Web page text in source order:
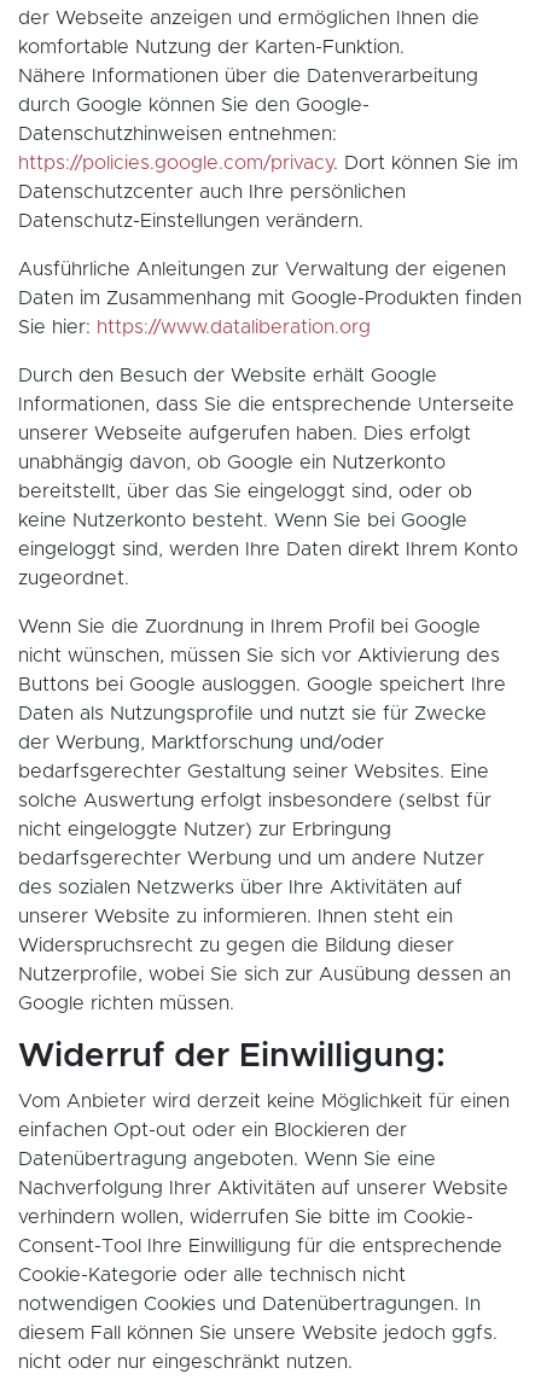
der Webseite anzeigen und ermöglichen Ihnen die
komfortable Nutzung der Karten-Funktion.
Nähere Informationen über die Datenverarbeitung
durch Google können Sie den Google-
Datenschutzhinweisen entnehmen:
https://policies.google.com/privacy. Dort können Sie im
Datenschutzcenter auch Ihre persönlichen
Datenschutz-Einstellungen verändern.
Ausführliche Anleitungen zur Verwaltung der eigenen
Daten im Zusammenhang mit Google-Produkten finden
Sie hier: https://www.dataliberation.org
Durch den Besuch der Website erhält Google
Informationen, dass Sie die entsprechende Unterseite
unserer Webseite aufgerufen haben. Dies erfolgt
unabhängig davon, ob Google ein Nutzerkonto
bereitstellt, über das Sie eingeloggt sind, oder ob
keine Nutzerkonto besteht. Wenn Sie bei Google
eingeloggt sind, werden Ihre Daten direkt Ihrem Konto
zugeordnet.
Wenn Sie die Zuordnung in Ihrem Profil bei Google
nicht wünschen, müssen Sie sich vor Aktivierung des
Buttons bei Google ausloggen. Google speichert Ihre
Daten als Nutzungsprofile und nutzt sie für Zwecke
der Werbung, Marktforschung und/oder
bedarfsgerechter Gestaltung seiner Websites. Eine
solche Auswertung erfolgt insbesondere (selbst für
nicht eingeloggte Nutzer) zur Erbringung
bedarfsgerechter Werbung und um andere Nutzer
des sozialen Netzwerks über Ihre Aktivitäten auf
unserer Website zu informieren. Ihnen steht ein
Widerspruchsrecht zu gegen die Bildung dieser
Nutzerprofile, wobei Sie sich zur Ausübung dessen an
Google richten müssen.
Widerruf der Einwilligung:
Vom Anbieter wird derzeit keine Möglichkeit für einen
einfachen Opt-out oder ein Blockieren der
Datenübertragung angeboten. Wenn Sie eine
Nachverfolgung Ihrer Aktivitäten auf unserer Website
verhindern wollen, widerrufen Sie bitte im Cookie-
Consent-Tool Ihre Einwilligung für die entsprechende
Cookie-Kategorie oder alle technisch nicht
notwendigen Cookies und Datenübertragungen. In
diesem Fall können Sie unsere Website jedoch ggfs.
nicht oder nur eingeschränkt nutzen.